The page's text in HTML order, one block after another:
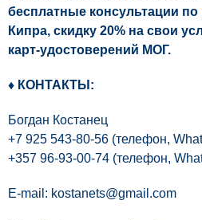
бесплатные консультации
Кипра, скидку 20% на свои
карт-удостоверений МОГ.
♦ КОНТАКТЫ:
Богдан Костанец
+7 925 543-80-56 (телефон,
+357 96-93-00-74 (телефон,
E-mail: kostanets@gmail.com